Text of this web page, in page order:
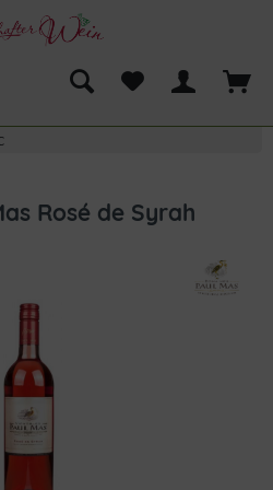
Rosé de Syrah